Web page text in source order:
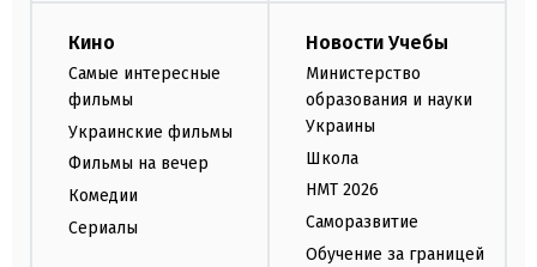
Кино
Самые интересные
фильмы
Украинские фильмы
Фильмы на вечер
Комедии
Сериалы
Новости Учебы
Министерство
образования и науки
Украины
Школа
НМТ 2026
Саморазвитие
Обучение за границей